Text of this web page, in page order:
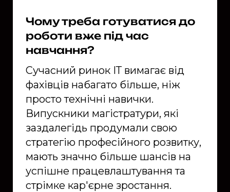
Чому треба готуватися до
роботи вже під час
навчання?
Сучасний ринок ІТ вимагає від
фахівців набагато більше, ніж
просто технічні навички.
Випускники магістратури, які
заздалегідь продумали свою
стратегію професійного розвитку,
мають значно більше шансів на
успішне працевлаштування та
стрімке кар'єрне зростання.